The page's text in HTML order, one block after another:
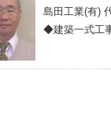
島田工業(有)
◆建築一式工